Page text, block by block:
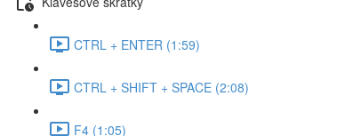
CTRL + ENTER (1:59)
CTRL + SHIFT + SPACE (2:08)
F4 (1:05)